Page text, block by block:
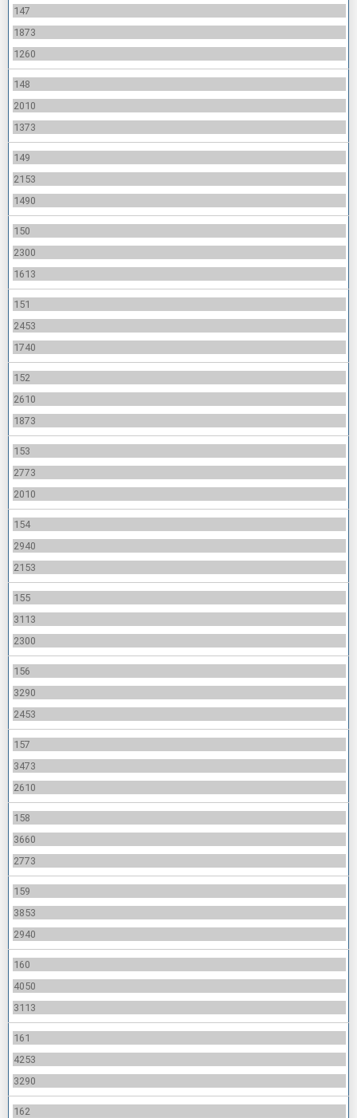
147
1873
1260
148
2010
1373
149
2153
1490
150
2300
1613
151
2453
1740
152
2610
1873
153
2773
2010
154
2940
2153
155
3113
2300
156
3290
2453
157
3473
2610
158
3660
2773
159
3853
2940
160
4050
3113
161
4253
3290
162